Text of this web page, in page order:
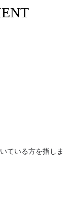
ている方を指しま